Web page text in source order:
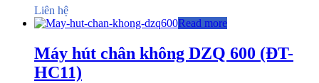
Liên hệ
Read more
Máy hút chân không DZQ 600 (ĐT-
HC11)